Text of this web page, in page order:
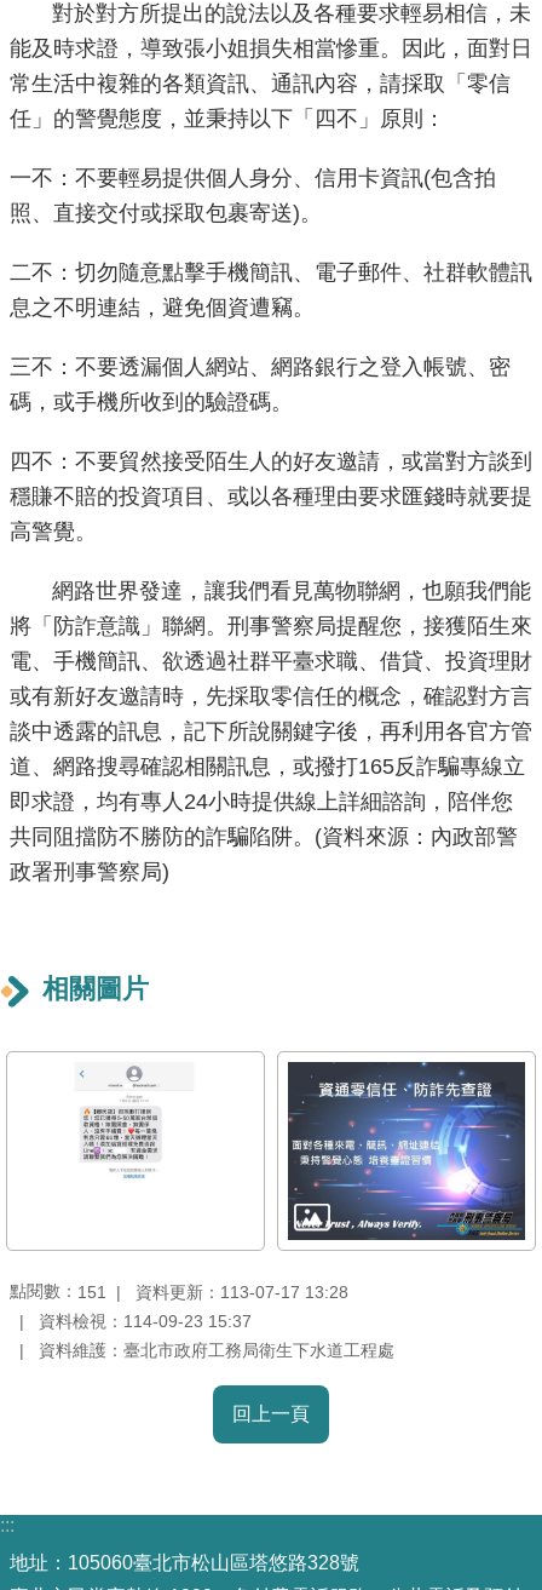
業
務
政
園
地
為
服
網
站
導
覽
首
頁
English
見
問
答
系
PASS
臺
北
通
料
開
對於對方所提出的說法以及各種要求輕易相信，未
能及時求證，導致張小姐損失相當慘重。因此，面對日
常生活中複雜的各類資訊、通訊內容，請採取「零信
任」的警覺態度，並秉持以下「四不」原則：
一不：不要輕易提供個人身分、信用卡資訊(包含拍
照、直接交付或採取包裹寄送)。
二不：切勿隨意點擊手機簡訊、電子郵件、社群軟體訊
息之不明連結，避免個資遭竊。
三不：不要透漏個人網站、網路銀行之登入帳號、密
碼，或手機所收到的驗證碼。
四不：不要貿然接受陌生人的好友邀請，或當對方談到
穩賺不賠的投資項目、或以各種理由要求匯錢時就要提
高警覺。
網路世界發達，讓我們看見萬物聯網，也願我們能
將「防詐意識」聯網。刑事警察局提醒您，接獲陌生來
電、手機簡訊、欲透過社群平臺求職、借貸、投資理財
或有新好友邀請時，先採取零信任的概念，確認對方言
談中透露的訊息，記下所說關鍵字後，再利用各官方管
道、網路搜尋確認相關訊息，或撥打165反詐騙專線立
即求證，均有專人24小時提供線上詳細諮詢，陪伴您
共同阻擋防不勝防的詐騙陷阱。(資料來源：內政部警
政署刑事警察局)
相關圖片
點閱數： 151
資料更新：113-07-17 13:28
資料檢視：114-09-23 15:37
資料維護：臺北市政府工務局衛生下水道工程處
回上一頁
:::
地址：105060臺北市松山區塔悠路328號